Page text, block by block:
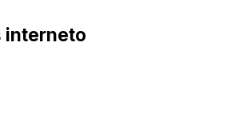
interneto